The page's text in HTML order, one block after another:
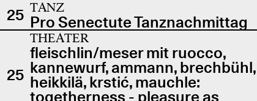
25 TANZ
Pro Senectute Tanznachmittag
25
THEATER
fleischlin/meser mit ruocco,
kannewurf, ammann, brechbühl,
heikkilä, krstić, mauchle:
togetherness - pleasure as